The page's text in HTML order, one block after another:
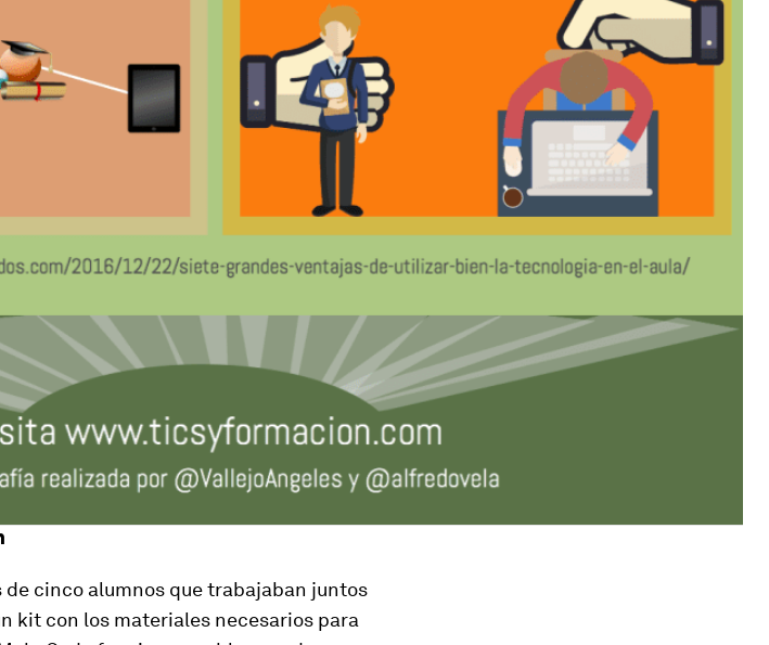
de cinco alumnos que trabajaban juntos
kit con los materiales necesarios para